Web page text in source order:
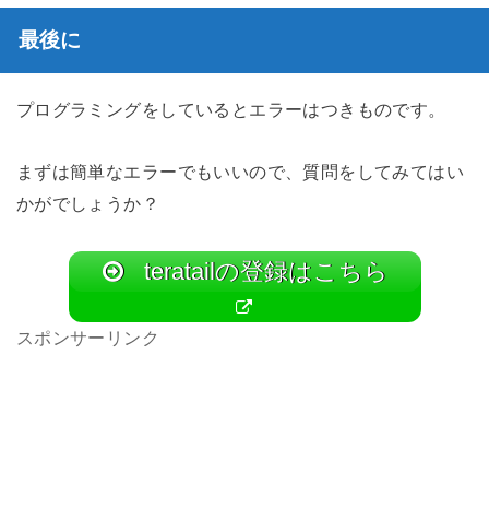
最後に
プログラミングをしているとエラーはつきものです。
まずは簡単なエラーでもいいので、質問をしてみてはい
かがでしょうか？
teratailの登録はこちら
スポンサーリンク